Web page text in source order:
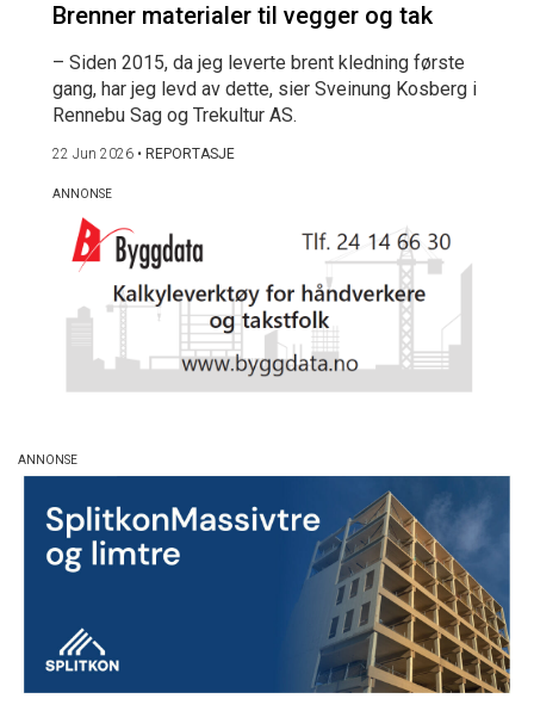
Brenner materialer til vegger og tak
– Siden 2015, da jeg leverte brent kledning første
gang, har jeg levd av dette, sier Sveinung Kosberg i
Rennebu Sag og Trekultur AS.
22 Jun 2026 • REPORTASJE